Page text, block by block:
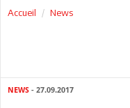
Accueil News
NEWS - 27.09.2017